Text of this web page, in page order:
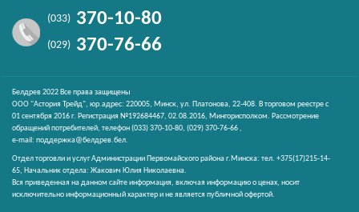
(033) 370-10-80
(029) 370-76-66
Белдрев 2022 Все права защищены
ООО "Астория Трейд", юр.адрес: 220005, Минск, ул. Платонова, 22-408. В торговом реестре с
01 сентября 2016 г. Регистрация №192684467, 02.08.2016, Мингорисполком. Рассмотрение
обращений потребителей, телефон(033)370-10-80, (029)370-76-66 ,
e-mail: поддержка@белдрев.бел.
Отдел торговли и услуг Администрации Первомайского района г.Минска: тел. +375(17)215-14-
65, Начальник отдела: Жакович Юлия Николаевна.
Вся приведенная на данном сайте информация, включая информацию о ценах, носит
исключительно информационный характер и не является публичной офертой.